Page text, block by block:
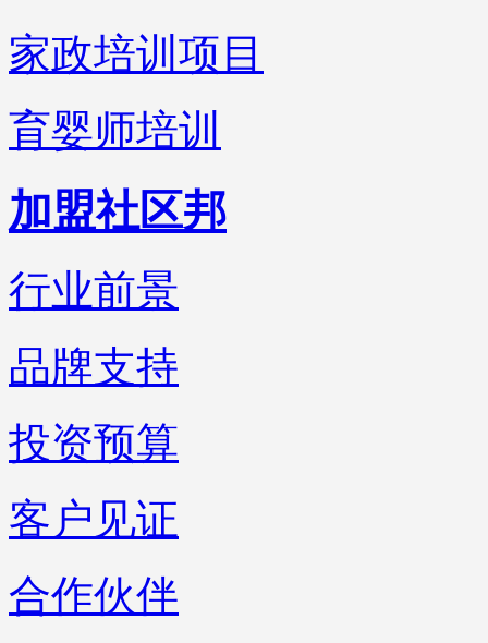
家政培训项目
育婴师培训
加盟社区邦
行业前景
品牌支持
投资预算
客户见证
合作伙伴